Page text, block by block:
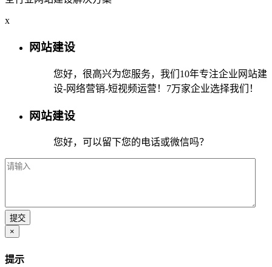
x
网站建设
您好，很高兴为您服务，我们10年专注企业网站建
设-网络营销-短视频运营！7万家企业选择我们！
网站建设
您好，可以留下您的电话或微信吗？
×
提示